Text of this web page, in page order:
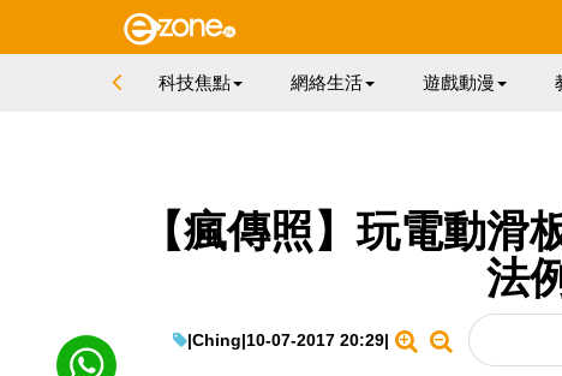
科技焦點 網絡生活 遊戲動漫
【瘋傳照】玩電動滑
法
|Ching|10-07-2017 20:29|